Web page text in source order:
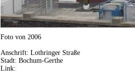
Foto von 2006
Anschrift: Lothringer Straße
Stadt: Bochum-Gerthe
Link: